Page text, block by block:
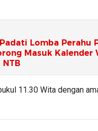
Lomba Perahu
Masuk Kalender
11.30 Wita dengan